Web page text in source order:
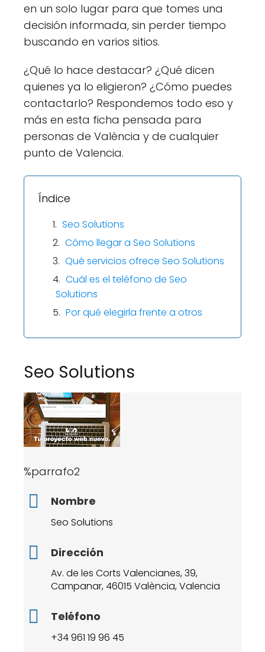
en un solo lugar para que tomes una
decisión informada, sin perder tiempo
buscando en varios sitios.
¿Qué lo hace destacar? ¿Qué dicen
quienes ya lo eligieron? ¿Cómo puedes
contactarlo? Respondemos todo eso y
más en esta ficha pensada para
personas de València y de cualquier
punto de Valencia.
Índice
Seo Solutions
Cómo llegar a Seo Solutions
Qué servicios ofrece Seo Solutions
Cuál es el teléfono de Seo
Solutions
Por qué elegirla frente a otros
Seo Solutions
%parrafo2
Nombre
Seo Solutions
Dirección
Av. de les Corts Valencianes, 39,
Campanar, 46015 València, Valencia
Teléfono
+34 961 19 96 45